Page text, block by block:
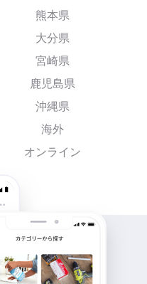
熊本県
大分県
宮崎県
鹿児島県
沖縄県
海外
オンライン